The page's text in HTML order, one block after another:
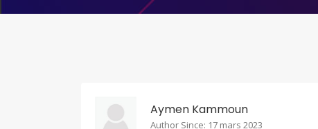
Aymen Kammoun
Author Since: 17 mars 2023